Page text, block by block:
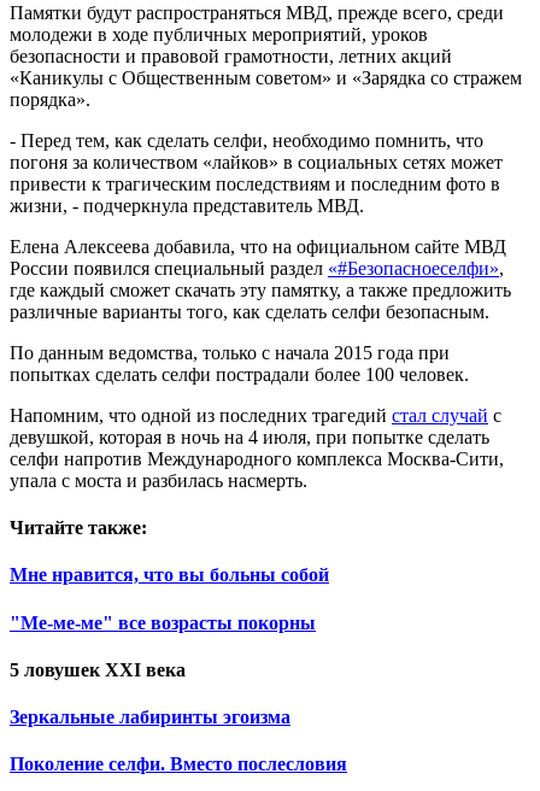
Памятки будут распространяться МВД, прежде всего, среди
молодежи в ходе публичных мероприятий, уроков
безопасности и правовой грамотности, летних акций
«Каникулы с Общественным советом» и «Зарядка со стражем
порядка».
- Перед тем, как сделать селфи, необходимо помнить, что
погоня за количеством «лайков» в социальных сетях может
привести к трагическим последствиям и последним фото в
жизни, - подчеркнула представитель МВД.
Елена Алексеева добавила, что на официальном сайте МВД
России появился специальный раздел «#Безопасноеселфи»,
где каждый сможет скачать эту памятку, а также предложить
различные варианты того, как сделать селфи безопасным.
По данным ведомства, только с начала 2015 года при
попытках сделать селфи пострадали более 100 человек.
Напомним, что одной из последних трагедий стал случай с
девушкой, которая в ночь на 4 июля, при попытке сделать
селфи напротив Международного комплекса Москва-Сити,
упала с моста и разбилась насмерть.
Читайте также:
Мне нравится, что вы больны собой
"Ме-ме-ме" все возрасты покорны
5 ловушек XXI века
Зеркальные лабиринты эгоизма
Поколение селфи. Вместо послесловия